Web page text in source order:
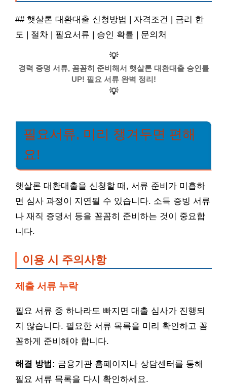
## 햇살론 대환대출 신청방법 | 자격조건 | 금리 한
도 | 절차 | 필요서류 | 승인 확률 | 문의처
💡
경력 증명 서류, 꼼꼼히 준비해서 햇살론 대환대출 승인률
UP! 필요 서류 완벽 정리!
💡
필요서류, 미리 챙겨두면 편해
요!
햇살론 대환대출을 신청할 때, 서류 준비가 미흡하
면 심사 과정이 지연될 수 있습니다. 소득 증빙 서류
나 재직 증명서 등을 꼼꼼히 준비하는 것이 중요합
니다.
이용 시 주의사항
제출 서류 누락
필요 서류 중 하나라도 빠지면 대출 심사가 진행되
지 않습니다. 필요한 서류 목록을 미리 확인하고 꼼
꼼하게 준비해야 합니다.
해결 방법: 금융기관 홈페이지나 상담센터를 통해
필요 서류 목록을 다시 확인하세요.